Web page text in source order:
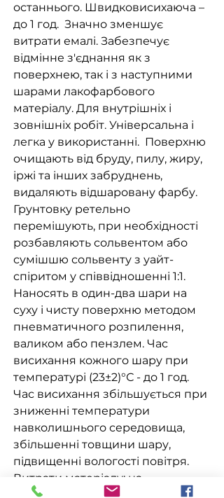
останнього. Швидковисихаюча –
до 1 год. Значно зменшує
витрати емалі. Забезпечує
відмінне з'єднання як з
поверхнею, так і з наступними
шарами лакофарбового
матеріалу. Для внутрішніх і
зовнішніх робіт. Універсальна і
легка у використанні. Поверхню
очищають від бруду, пилу, жиру,
іржі та інших забруднень,
видаляють відшаровану фарбу.
Грунтовку ретельно
перемішують, при необхідності
розбавляють сольвентом або
сумішшю сольвенту з уайт-
спіритом у співвідношенні 1:1.
Наносять в один-два шари на
суху і чисту поверхню методом
пневматичного розпилення,
валиком або пензлем. Час
висихання кожного шару при
температурі (23±2)°С - до 1 год.
Час висихання збільшується при
зниженні температури
навколишнього середовища,
збільшенні товщини шару,
підвищенні вологості повітря.
Витрати матеріалу: на
одношарове покриття складають